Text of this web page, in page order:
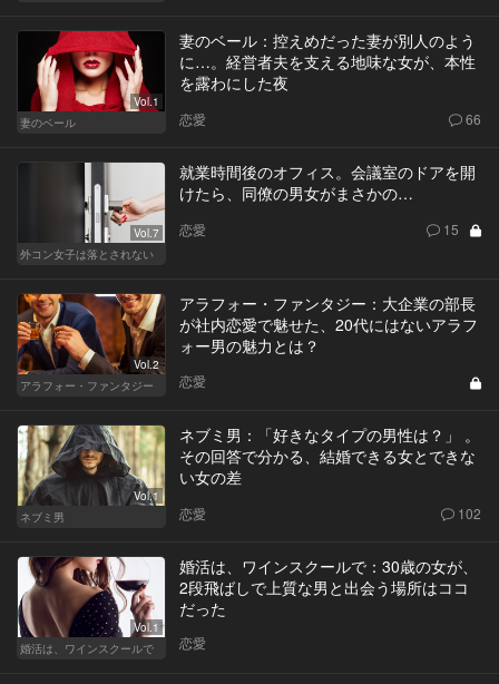
Vol.1
妻のベール
妻のベール：控えめだった妻が別人のよう
に…。経営者夫を支える地味な女が、本性
を露わにした夜
恋愛 66
Vol.7
外コン女子は落とされない
就業時間後のオフィス。会議室のドアを開
けたら、同僚の男女がまさかの…
恋愛 15
Vol.2
アラフォー・ファンタジー
アラフォー・ファンタジー：大企業の部長
が社内恋愛で魅せた、20代にはないアラフ
ォー男の魅力とは？
恋愛
Vol.1
ネブミ男
ネブミ男：「好きなタイプの男性は？」 。
その回答で分かる、結婚できる女とできな
い女の差
恋愛 102
Vol.1
婚活は、ワインスクールで
婚活は、ワインスクールで：30歳の女が、
2段飛ばしで上質な男と出会う場所はココ
だった
恋愛